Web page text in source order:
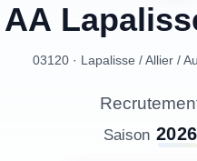
AA
03120 · Lapalisse /Allier /
Saison